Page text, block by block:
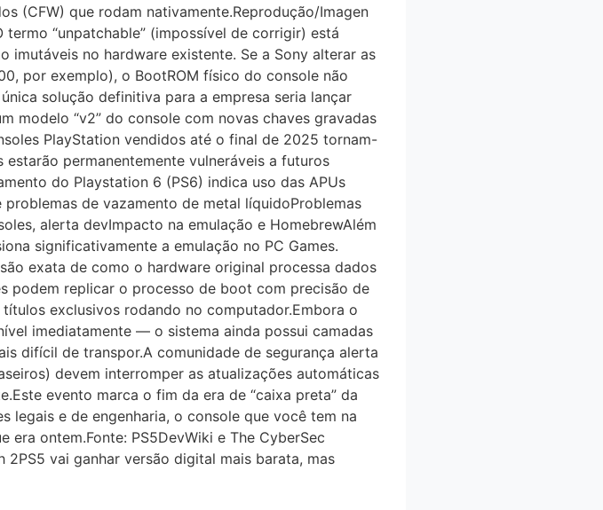
(CFW) que rodam nativamente.Reprodução/Imagen
“unpatchable” (impossível de corrigir) está
imutáveis no hardware existente. Se a Sony alterar as
por exemplo), o BootROM físico do console não
solução definitiva para a empresa seria lançar
modelo “v2” do console com novas chaves gravadas
PlayStation vendidos até o final de 2025 tornam-
permanentemente vulneráveis a futuros
do Playstation 6 (PS6) indica uso das APUs
de vazamento de metal líquidoProblemas
alerta devImpacto na emulação e HomebrewAlém
significativamente a emulação no PC Games.
exata de como o hardware original processa dados
podem replicar o processo de boot com precisão de
exclusivos rodando no computador.Embora o
imediatamente — o sistema ainda possui camadas
difícil de transpor.A comunidade de segurança alerta
devem interromper as atualizações automáticas
evento marca o fim da era de “caixa preta” da
legais e de engenharia, o console que você tem na
ontem.Fonte: PS5DevWiki e The CyberSec
vai ganhar versão digital mais barata, mas